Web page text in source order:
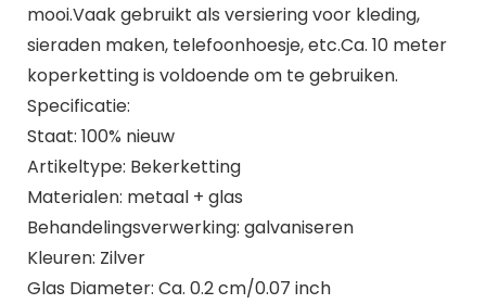
mooi.Vaak gebruikt als versiering voor kleding,
sieraden maken, telefoonhoesje, etc.Ca. 10 meter
koperketting is voldoende om te gebruiken.
Specificatie:
Staat: 100% nieuw
Artikeltype: Bekerketting
Materialen: metaal + glas
Behandelingsverwerking: galvaniseren
Kleuren: Zilver
Glas Diameter: Ca. 0.2 cm/0.07 inch